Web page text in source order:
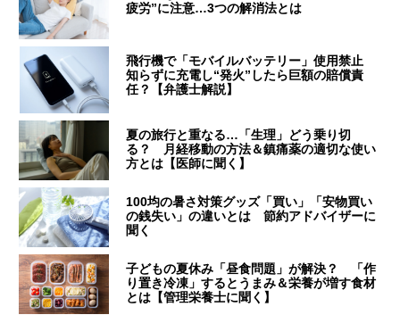
疲労”に注意…3つの解消法とは
飛行機で「モバイルバッテリー」使用禁止
知らずに充電し“発火”したら巨額の賠償責
任？【弁護士解説】
夏の旅行と重なる…「生理」どう乗り切
る？ 月経移動の方法＆鎮痛薬の適切な使い
方とは【医師に聞く】
100均の暑さ対策グッズ「買い」「安物買い
の銭失い」の違いとは 節約アドバイザーに
聞く
子どもの夏休み「昼食問題」が解決？ 「作
り置き冷凍」するとうまみ＆栄養が増す食材
とは【管理栄養士に聞く】